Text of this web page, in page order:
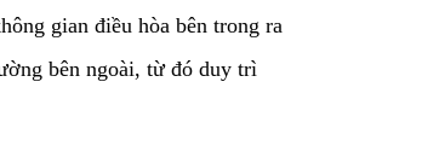
gian điều hòa bên trong ra
bên ngoài, từ đó duy trì